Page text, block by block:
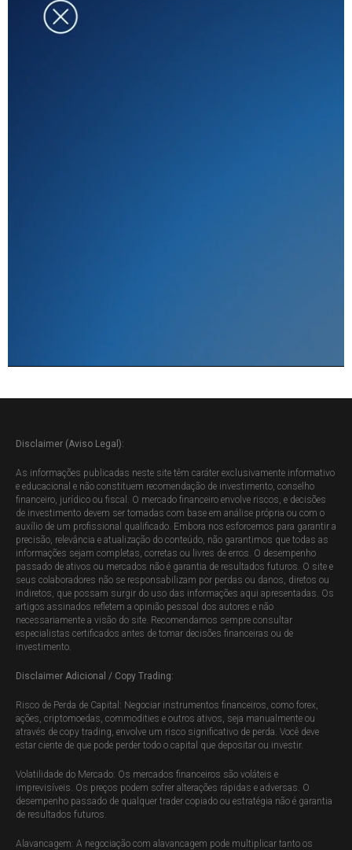
Disclaimer (Aviso Legal):
As informações publicadas neste site têm caráter exclusivamente informativo
e educacional e não constituem recomendação de investimento, conselho
financeiro, jurídico ou fiscal. O mercado financeiro envolve riscos, e decisões
de investimento devem ser tomadas com base em análise própria ou com o
auxílio de um profissional qualificado. Embora nos esforcemos para garantir a
precisão, relevância e atualização do conteúdo, não garantimos que todas as
informações sejam completas, corretas ou livres de erros. O desempenho
passado de ativos ou mercados não é garantia de resultados futuros. O site e
seus colaboradores não se responsabilizam por perdas ou danos, diretos ou
indiretos, que possam surgir do uso das informações aqui apresentadas. Os
artigos assinados refletem a opinião pessoal dos autores e não
necessariamente a visão do site. Recomendamos sempre consultar
especialistas certificados antes de tomar decisões financeiras ou de
investimento.
Disclaimer Adicional / Copy Trading:
Risco de Perda de Capital: Negociar instrumentos financeiros, como forex,
ações, criptomoedas, commodities e outros ativos, seja manualmente ou
através de copy trading, envolve um risco significativo de perda. Você deve
estar ciente de que pode perder todo o capital que depositar ou investir.
Volatilidade do Mercado: Os mercados financeiros são voláteis e
imprevisíveis. Os preços podem sofrer alterações rápidas e adversas. O
desempenho passado de qualquer trader copiado ou estratégia não é garantia
de resultados futuros.
Alavancagem: A negociação com alavancagem pode multiplicar tanto os